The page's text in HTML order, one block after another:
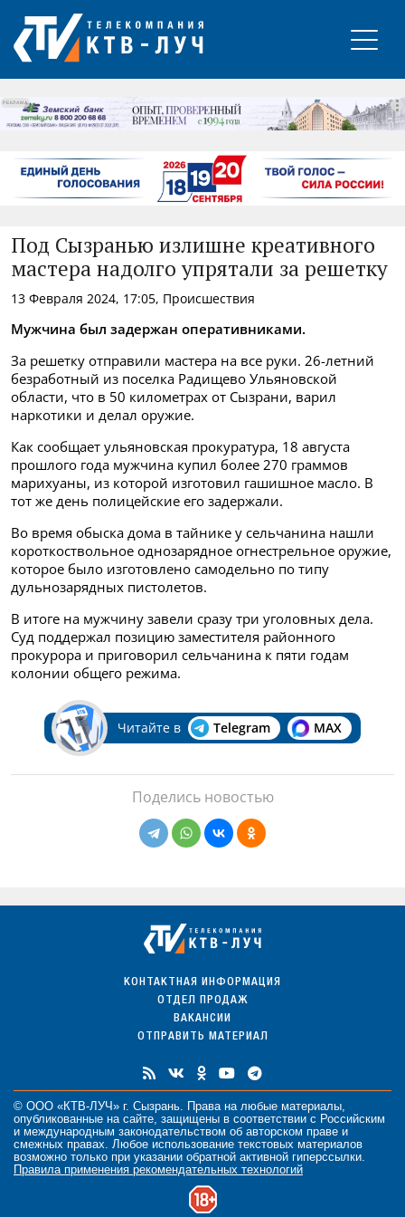
РЕКЛАМА
Под Сызранью излишне креативного
мастера надолго упрятали за решетку
13 Февраля 2024, 17:05, Происшествия
Мужчина был задержан оперативниками.
За решетку отправили мастера на все руки. 26-летний
безработный из поселка Радищево Ульяновской
области, что в 50 километрах от Сызрани, варил
наркотики и делал оружие.
Как сообщает ульяновская прокуратура, 18 августа
прошлого года мужчина купил более 270 граммов
марихуаны, из которой изготовил гашишное масло. В
тот же день полицейские его задержали.
Во время обыска дома в тайнике у сельчанина нашли
короткоствольное однозарядное огнестрельное оружие,
которое было изготовлено самодельно по типу
дульнозарядных пистолетов.
В итоге на мужчину завели сразу три уголовных дела.
Суд поддержал позицию заместителя районного
прокурора и приговорил сельчанина к пяти годам
колонии общего режима.
Читайте в Telegram MAX
Поделись новостью
КОНТАКТНАЯ ИНФОРМАЦИЯ
ОТДЕЛ ПРОДАЖ
ВАКАНСИИ
ОТПРАВИТЬ МАТЕРИАЛ
© ООО «КТВ-ЛУЧ» г. Сызрань. Права на любые материалы
опубликованные на сайте, защищены в соответствии с Российским
и международным законодательством об авторском праве и
смежных правах. Любое использование текстовых материалов
возможно только при указании обратной активной гиперссылки.
Правила применения рекомендательных технологий